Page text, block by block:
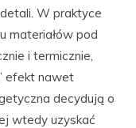
W praktyce
materiałów pod
i termicznie,
efekt nawet
decydują o
wtedy uzyskać